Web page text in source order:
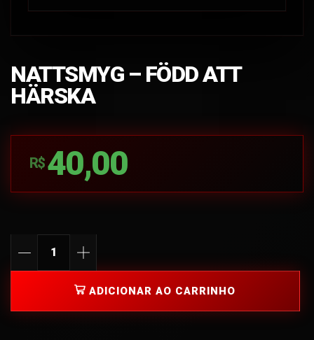
NATTSMYG – FÖDD ATT
HÄRSKA
R$ 40,00
ADICIONAR AO CARRINHO